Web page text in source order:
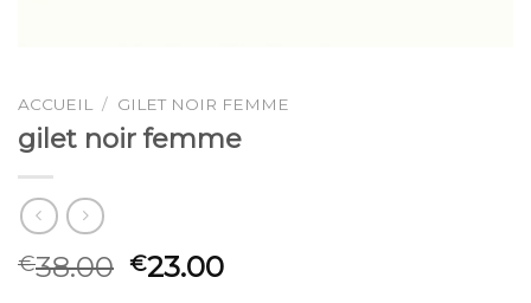
ACCUEIL / GILET NOIR FEMME
gilet noir femme
€38.00 €23.00